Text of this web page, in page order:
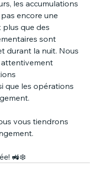
les accumulations
encore une
plus que des
sont
durant la nuit. Nous
que les opérations
vous tiendrons
🚜❄️